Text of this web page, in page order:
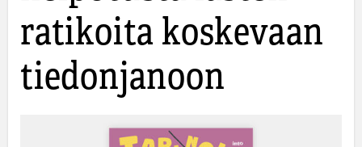
ratikoita koskevaan
tiedonjanoon